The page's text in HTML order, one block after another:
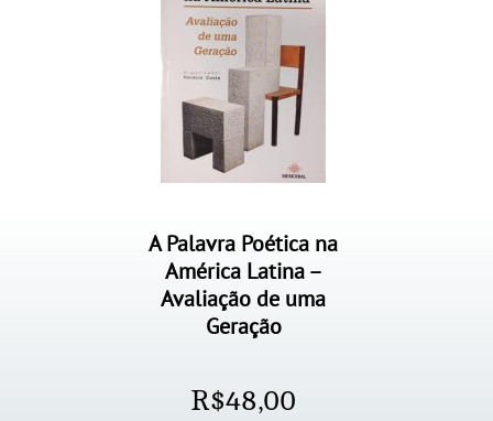
A Palavra Poética na
América Latina –
Avaliação de uma
Geração
R$48,00